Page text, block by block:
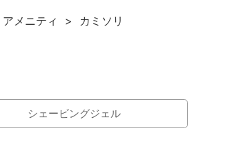
アメニティ カミソリ
シェービングジェル